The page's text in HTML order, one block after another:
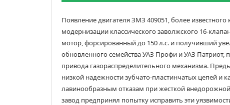
Появление двигателя ЗМЗ 409051, более известного
модернизации классического заволжского 16-
мотор, форсированный до 150 л.с. и получивший
обновленного семейства УАЗ Профи и УАЗ Патриот,
привода газораспределительного механизма.
низкой надежности зубчато-пластинчатых цепей и
лавинообразным отказам при жесткой
завод предпринял попытку исправить эти